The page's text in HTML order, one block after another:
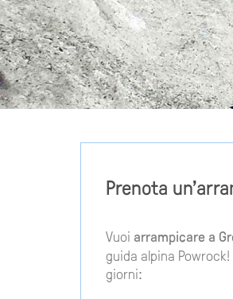
Prenota
Vuoi arrampicare a
guida alpina
giorni: